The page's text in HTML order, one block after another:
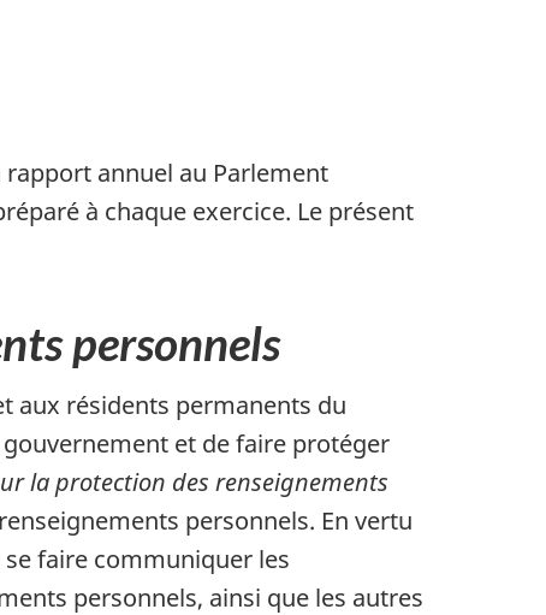
rapport annuel au Parlement
à chaque exercice. Le présent
personnels
aux résidents permanents du
et de faire protéger
la protection des renseignements
personnels. En vertu
faire communiquer les
personnels, ainsi que les autres